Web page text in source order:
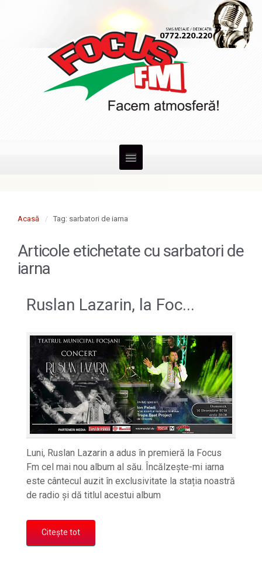
Acasă Tag: sarbatori de iarna
Articole etichetate cu sarbatori de
iarna
Ruslan Lazarin, la Foc...
Luni, Ruslan Lazarin a adus în premieră la Focus
Fm cel mai nou album al său. Încălzește-mi iarna
este cântecul auzit în exclusivitate la stația noastră
de radio și dă titlul acestui album
Citește tot